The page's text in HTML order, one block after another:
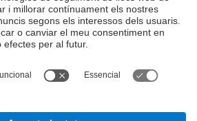
Socials